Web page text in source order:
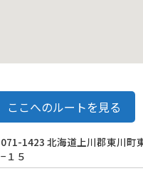
ここへのルートを見る
071-1423 北海道上川郡東川町
−１５